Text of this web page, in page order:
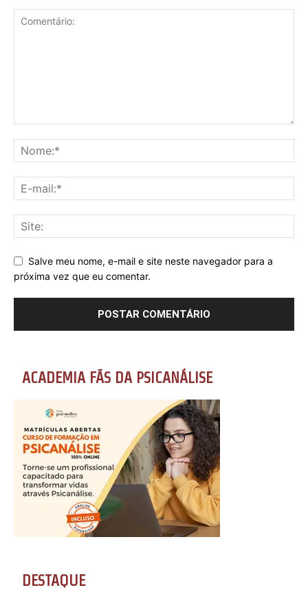
Salve meu nome, e-mail e site neste navegador para a
próxima vez que eu comentar.
ACADEMIA FÃS DA PSICANÁLISE
DESTAQUE